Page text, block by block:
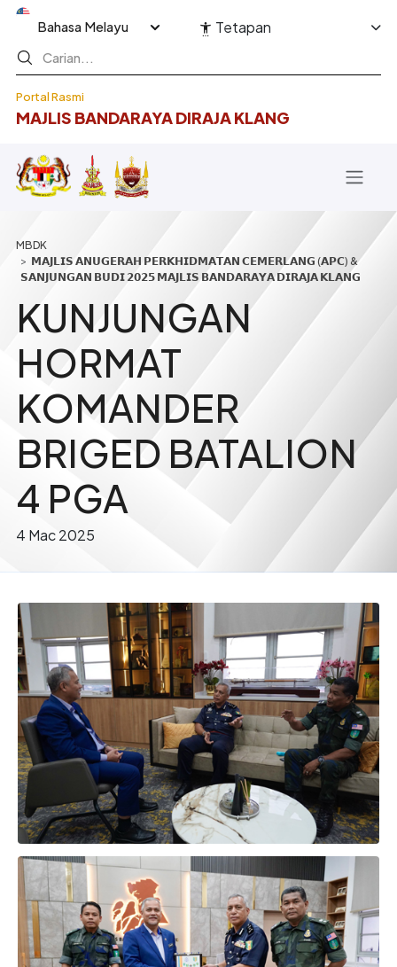
Langkau ke kandungan utama
Portal Rasmi
MAJLIS BANDARAYA DIRAJA KLANG
Select your language Tetapan
Breadcrumb
𝗠𝗔𝗝𝗟𝗜𝗦 𝗔𝗡𝗨𝗚𝗘𝗥𝗔𝗛 𝗣𝗘𝗥𝗞𝗛𝗜𝗗𝗠𝗔𝗧𝗔𝗡 𝗖𝗘𝗠𝗘𝗥𝗟𝗔𝗡𝗚 (𝗔𝗣𝗖) &
𝗦𝗔𝗡𝗝𝗨𝗡𝗚𝗔𝗡 𝗕𝗨𝗗𝗜 𝟮𝟬𝟮𝟱 𝗠𝗔𝗝𝗟𝗜𝗦 𝗕𝗔𝗡𝗗𝗔𝗥𝗔𝗬𝗔 𝗗𝗜𝗥𝗔𝗝𝗔 𝗞𝗟𝗔𝗡𝗚
KUNJUNGAN
HORMAT
KOMANDER
BRIGED BATALION
4 PGA
4 Mac 2025